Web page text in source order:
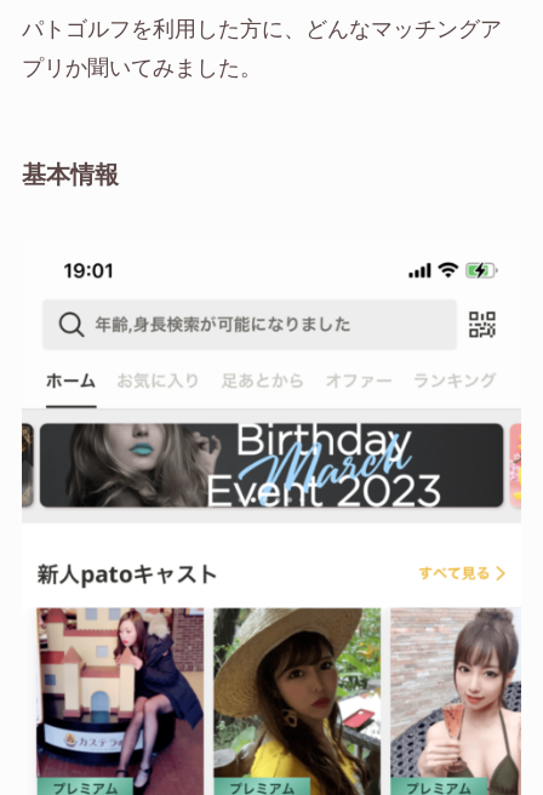
パトゴルフを利用した方に、どんなマッチングア
プリか聞いてみました。
基本情報